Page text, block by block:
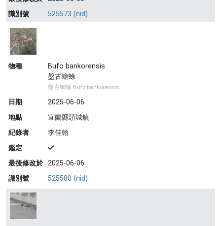
識別號
525573 (nid)
物種
Bufo bankorensis
盤古蟾蜍
盤古蟾蜍 Bufo bankorensis
日期
2025-06-06
地點
宜蘭縣頭城鎮
紀錄者
李佳翰
鑑定
最後修改於 2025-06-06
識別號
525580 (nid)